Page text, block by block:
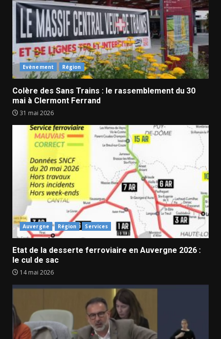
Evènement Région
Colère des Sans Trains : le rassemblement du 30
mai à Clermont Ferrand
31 mai 2026
Auvergne Région Services
Etat de la desserte ferroviaire en Auvergne 2026 :
le cul de sac
14 mai 2026